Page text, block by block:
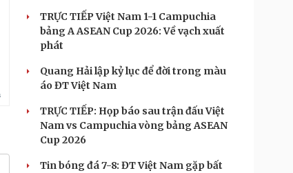
TRỰC TIẾP Việt Nam 1-1 Campuchia
bảng A ASEAN Cup 2026: Về vạch xuất
phát
Quang Hải lập kỷ lục để đời trong màu
áo ĐT Việt Nam
TRỰC TIẾP: Họp báo sau trận đấu Việt
Nam vs Campuchia vòng bảng ASEAN
Cup 2026
Tin bóng đá 7-8: ĐT Việt Nam gặp bất